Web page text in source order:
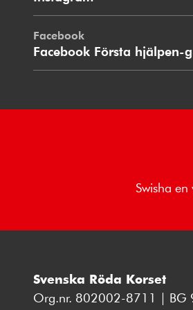
Facebook
Facebook Första hjälpen-
Swisha
Svenska Röda Korset
Org.nr. 802002-8711 | BG